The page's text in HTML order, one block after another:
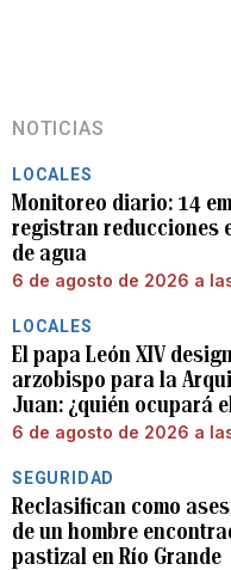
NOTICIAS
LOCALES
Monitoreo diario: 14
registran reducciones
de agua
6 de agosto de 2026 a
LOCALES
El papa León XIV
arzobispo para la
Juan: ¿quién ocupará
6 de agosto de 2026 a
SEGURIDAD
Reclasifican como
de un hombre
pastizal en Río Grande